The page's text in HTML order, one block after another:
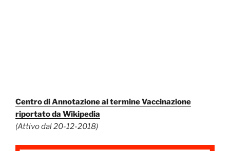
Centro di Annotazione al termine Vaccinazione
riportato da Wikipedia
(Attivo dal 20-12-2018)